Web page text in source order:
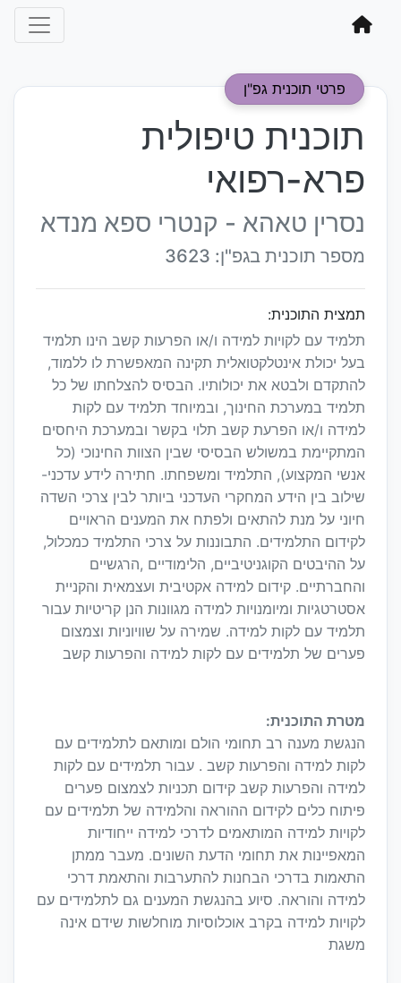
פרטי תוכנית גפ"ן
תוכנית טיפולית
פרא-רפואי
נסרין טאהא - קנטרי ספא מנדא
מספר תוכנית בגפ"ן: 3623
תמצית התוכנית:
תלמיד עם לקויות למידה ו/או הפרעות קשב הינו תלמיד
בעל יכולת אינטלקטואלית תקינה המאפשרת לו ללמוד,
להתקדם ולבטא את יכולותיו. הבסיס להצלחתו של כל
תלמיד במערכת החינוך, ובמיוחד תלמיד עם לקות
למידה ו/או הפרעת קשב תלוי בקשר ובמערכת היחסים
המתקיימת במשולש הבסיסי שבין הצוות החינוכי (כל
אנשי המקצוע), התלמיד ומשפחתו. חתירה לידע עדכני-
שילוב בין הידע המחקרי העדכני ביותר לבין צרכי השדה
חיוני על מנת להתאים ולפתח את המענים הראויים
לקידום התלמידים. התבוננות על צרכי התלמיד כמכלול,
על ההיבטים הקוגניטיביים, הלימודיים ,הרגשיים
והחברתיים. קידום למידה אקטיבית ועצמאית והקניית
אסטרטגיות ומיומנויות למידה מגוונות הנן קריטיות עבור
תלמיד עם לקות למידה. שמירה על שוויוניות וצמצום
פערים של תלמידים עם לקות למידה והפרעות קשב
מטרת התוכנית:
הנגשת מענה רב תחומי הולם ומותאם לתלמידים עם
לקות למידה והפרעות קשב . עבור תלמידים עם לקות
למידה והפרעות קשב קידום תכניות לצמצום פערים
פיתוח כלים לקידום ההוראה והלמידה של תלמידים עם
לקויות למידה המותאמים לדרכי למידה ייחודיות
המאפיינות את תחומי הדעת השונים. מעבר ממתן
התאמות בדרכי הבחנות להתערבות והתאמת דרכי
למידה והוראה. סיוע בהנגשת המענים גם לתלמידים עם
לקויות למידה בקרב אוכלוסיות מוחלשות שידם אינה
משגת